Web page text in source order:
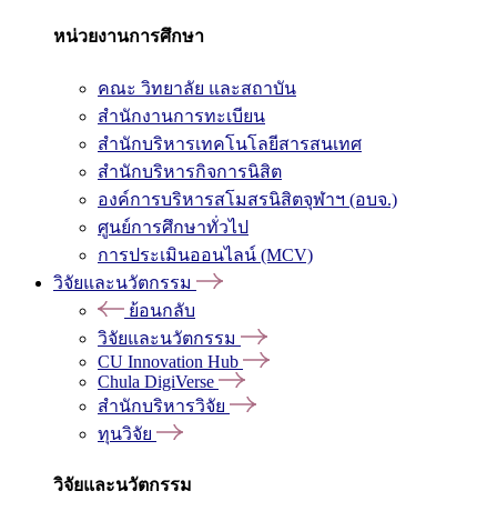
หน่วยงานการศึกษา
คณะ วิทยาลัย และสถาบัน
สำนักงานการทะเบียน
สำนักบริหารเทคโนโลยีสารสนเทศ
สำนักบริหารกิจการนิสิต
องค์การบริหารสโมสรนิสิตจุฬาฯ (อบจ.)
ศูนย์การศึกษาทั่วไป
การประเมินออนไลน์ (MCV)
วิจัยและนวัตกรรม
ย้อนกลับ
วิจัยและนวัตกรรม
CU Innovation Hub
Chula DigiVerse
สำนักบริหารวิจัย
ทุนวิจัย
วิจัยและนวัตกรรม